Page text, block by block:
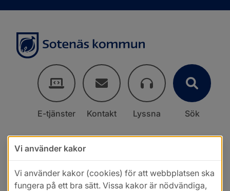
E-tjänster Kontakt Lyssna Sök
Vi använder kakor
Vi använder kakor (cookies) för att webbplatsen ska
fungera på ett bra sätt. Vissa kakor är nödvändiga,